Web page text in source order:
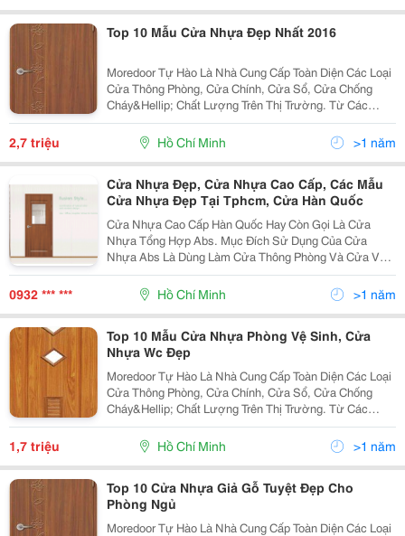
Top 10 Mẫu Cửa Nhựa Đẹp Nhất 2016
Moredoor Tự Hào Là Nhà Cung Cấp Toàn Diện Các Loại
Cửa Thông Phòng, Cửa Chính, Cửa Sổ, Cửa Chống
Cháy&Hellip; Chất Lượng Trên Thị Trường. Từ Các
Dòng Cửa Gỗ Công Nghiệp, Cửa Gỗ Tự Nhiên, Cửa
Nhựa Pvc, Cửa Nhựa Lõi Thép Đến Các Dòng Cửa
Chống Cháy Mor
2,7 triệu Hồ Chí Minh >1 năm
Cửa Nhựa Đẹp, Cửa Nhựa Cao Cấp, Các Mẫu
Cửa Nhựa Đẹp Tại Tphcm, Cửa Hàn Quốc
Cửa Nhựa Cao Cấp Hàn Quốc Hay Còn Gọi Là Cửa
Nhựa Tổng Hợp Abs. Mục Đích Sử Dụng Của Cửa
Nhựa Abs Là Dùng Làm Cửa Thông Phòng Và Cửa Vệ
Sinh Thay Cho Sản Phẩm Cửa Gỗ Tự Nhiên Mà Người
Việt Nam Đang Sử Dụng Ưu Điểm Khi Bạn Lựa Chọn
Cửa Abs - Deco S
0932 *** *** Hồ Chí Minh >1 năm
Top 10 Mẫu Cửa Nhựa Phòng Vệ Sinh, Cửa
Nhựa Wc Đẹp
Moredoor Tự Hào Là Nhà Cung Cấp Toàn Diện Các Loại
Cửa Thông Phòng, Cửa Chính, Cửa Sổ, Cửa Chống
Cháy&Hellip; Chất Lượng Trên Thị Trường. Từ Các
Dòng Cửa Gỗ Công Nghiệp, Cửa Gỗ Tự Nhiên, Cửa
Nhựa Pvc, Cửa Nhựa Lõi Thép Đến Các Dòng Cửa
Chống Cháy Mor
1,7 triệu Hồ Chí Minh >1 năm
Top 10 Cửa Nhựa Giả Gỗ Tuyệt Đẹp Cho
Phòng Ngủ
Moredoor Tự Hào Là Nhà Cung Cấp Toàn Diện Các Loại